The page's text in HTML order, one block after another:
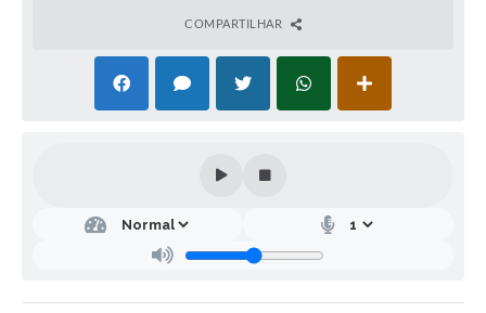
COMPARTILHAR